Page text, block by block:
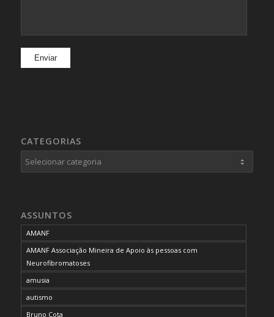
CATEGORIAS
Categorias
ASSUNTOS
AMANF
AMANF Associação Mineira de Apoio às pessoas com
Neurofibromatoses
amusia
autismo
Bruno Cota